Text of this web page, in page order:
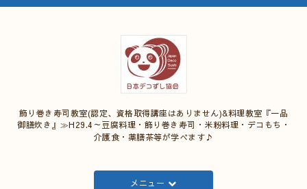
飾り巻き寿司教室(認定、資格取得講座はありません)&料理教室『一品
御膳炊き』≫H29.4～豆腐料理・飾り巻き寿司・米粉料理・デコもち・
介護食・薬膳茶等が学べます♪
メニュー